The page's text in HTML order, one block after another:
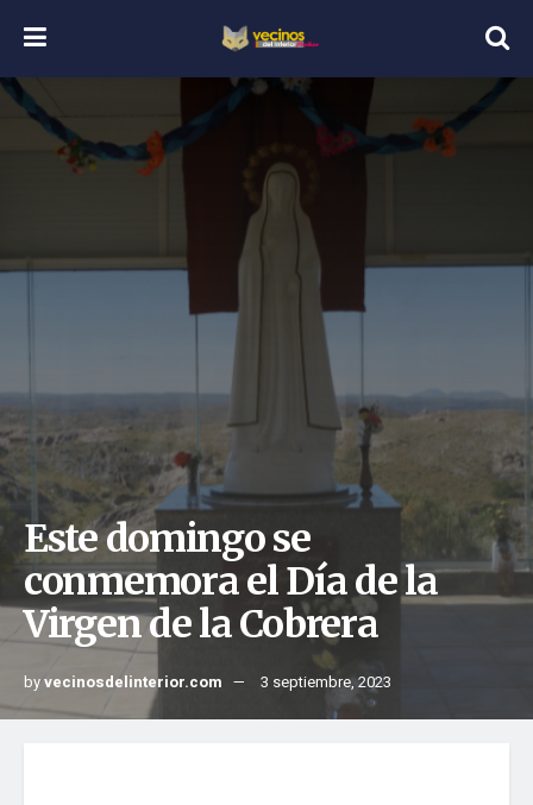
Este domingo se
conmemora el Día de la
Virgen de la Cobrera
byvecinosdelinterior.com 3 septiembre, 2023